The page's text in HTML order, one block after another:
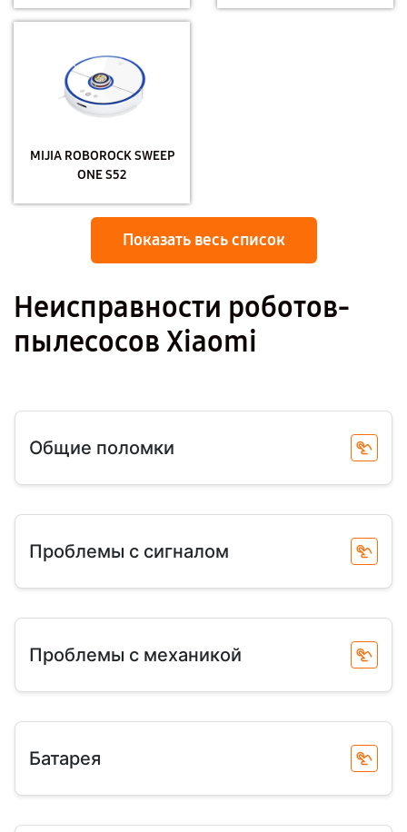
MIJIA ROBOROCK SWEEP
ONE S52
Показать весь список
Неисправности роботов-
пылесосов Xiaomi
Общие поломки
Проблемы с сигналом
Проблемы с механикой
Батарея